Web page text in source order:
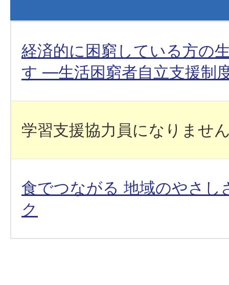
経済的に困窮している方の
す ―生活困窮者自立支援制
学習支援協力員になりませ
食でつながる 地域のやさし
ク